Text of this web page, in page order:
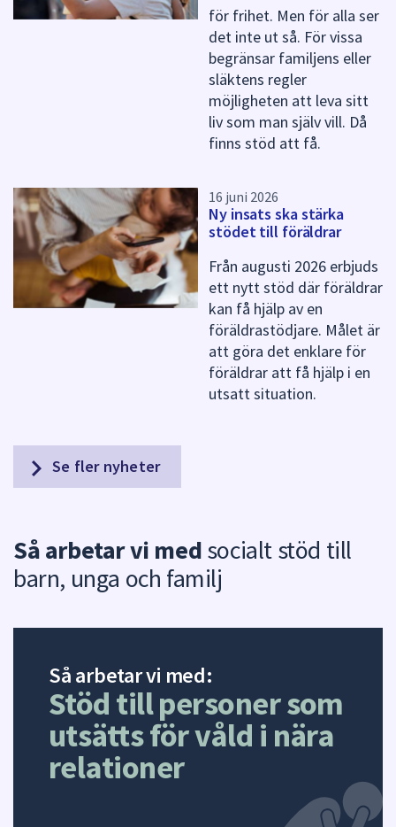
för frihet. Men för alla ser
det inte ut så. För vissa
begränsar familjens eller
släktens regler
möjligheten att leva sitt
liv som man själv vill. Då
finns stöd att få.
16 juni 2026
Ny insats ska stärka
stödet till föräldrar
Från augusti 2026 erbjuds
ett nytt stöd där föräldrar
kan få hjälp av en
föräldrastödjare. Målet är
att göra det enklare för
föräldrar att få hjälp i en
utsatt situation.
Se fler nyheter
Så arbetar vi medsocialt stöd till
barn, unga och familj
Så arbetar vi med:
Stöd till personer som
utsätts för våld i nära
relationer